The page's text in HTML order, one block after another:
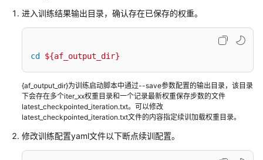
列
模
推
署
LLM
大
进入训练结果输出目录，确认存在已保存的权重。
cd ${af_output_dir}
{af_output_dir}为训练启动脚本中通过--save参数配置的输出目录，该目录
下会存在多个iter_xx权重目录和一个记录最新权重保存步数的文件
latest_checkpointed_iteration.txt。可以修改
latest_checkpointed_iteration.txt文件的内容指定续训加载权重目录。
修改训练配置yaml文件以下断点续训配置。